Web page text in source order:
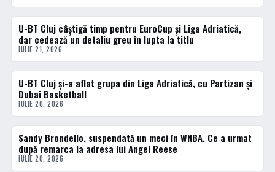
BASCHET
U-BT Cluj câștigă timp pentru EuroCup și Liga Adriatică,
dar cedează un detaliu greu în lupta la titlu
IULIE 21, 2026
BASCHET
U-BT Cluj și-a aflat grupa din Liga Adriatică, cu Partizan și
Dubai Basketball
IULIE 20, 2026
BASCHET
Sandy Brondello, suspendată un meci în WNBA. Ce a urmat
după remarca la adresa lui Angel Reese
IULIE 20, 2026